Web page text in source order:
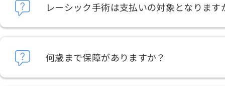
レーシック手術は支払いの対象となります
何歳まで保障がありますか？